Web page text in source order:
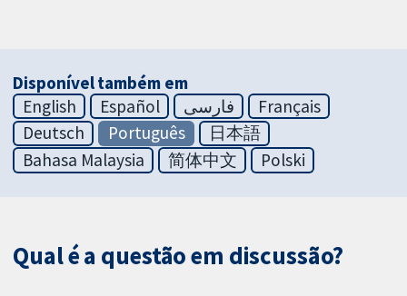
Disponível também em
English
Español فارسی
Français
Deutsch
Português
日本語
Bahasa Malaysia
简体中文 Polski
Qual é a questão em discussão?